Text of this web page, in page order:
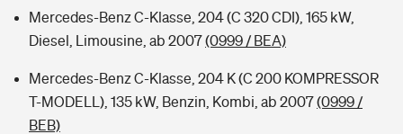
Mercedes-Benz C-Klasse, 204 (C 320 CDI), 165 kW,
Diesel, Limousine, ab 2007(0999 / BEA)
Mercedes-Benz C-Klasse, 204 K (C 200 KOMPRESSOR
T-MODELL), 135 kW, Benzin, Kombi, ab 2007(0999 /
BEB)